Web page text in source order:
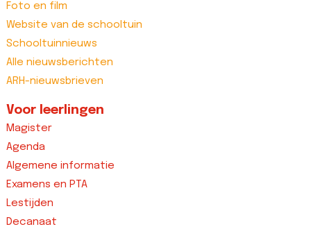
Foto en film
Website van de schooltuin
Schooltuinnieuws
Alle nieuwsberichten
ARH-nieuwsbrieven
Voor leerlingen
Magister
Agenda
Algemene informatie
Examens en PTA
Lestijden
Decanaat